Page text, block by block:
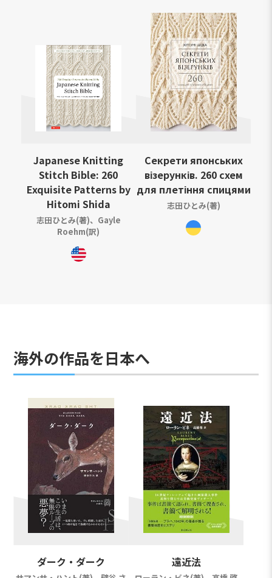
Japanese Knitting
Stitch Bible: 260
Exquisite Patterns by
Hitomi Shida
志田ひとみ(著)、Gayle
Roehm(訳)
Секрети японських
візерунків. 260 схем
для плетіння спицями
志田ひとみ(著)
海外の作品を日本へ
ダーク・ダーク 遠近法